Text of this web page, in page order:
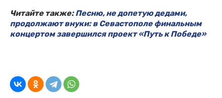
Читайте также:Песню, не допетую дедами,
продолжают внуки: в Севастополе финальным
концертом завершился проект «Путь к Победе»